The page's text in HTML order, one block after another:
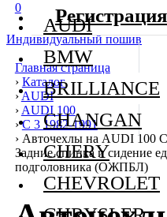
0
Индивидуальный пошив
Главная страница
› Каталог
›AUDI
› AUDI 100
› C 3 1982-1991
› Авточехлы на AUDI 100 C
Задние спинка и сидение
подголовника (ОЖПБЛ)
AUDI
BMW
BRILLIANCE
CHANGAN
CHERY
CHEVROLET
Регистрация